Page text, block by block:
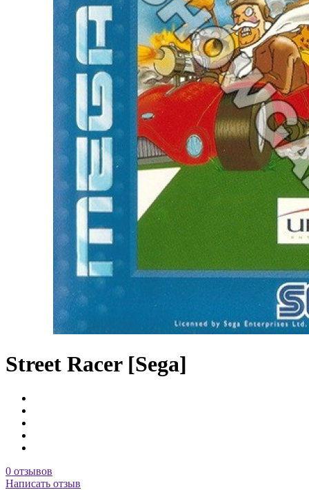
Street Racer [Sega]
0 отзывов
Написать отзыв